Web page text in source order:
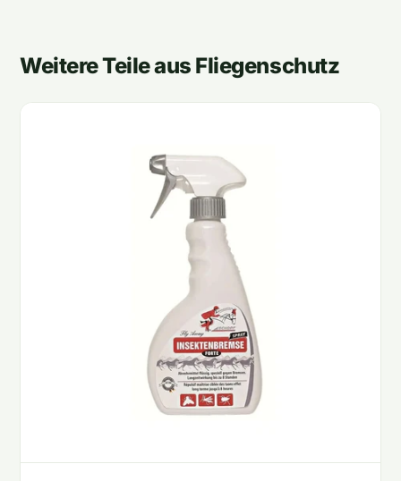
Weitere Teile aus Fliegenschutz